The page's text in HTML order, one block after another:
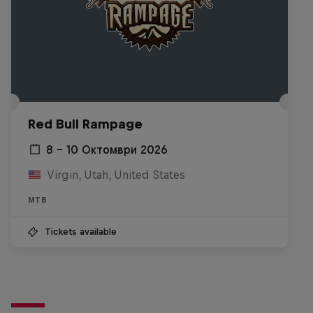
Red Bull Rampage
8 – 10 Октомври 2026
Virgin, Utah, United States
MTB
Tickets available